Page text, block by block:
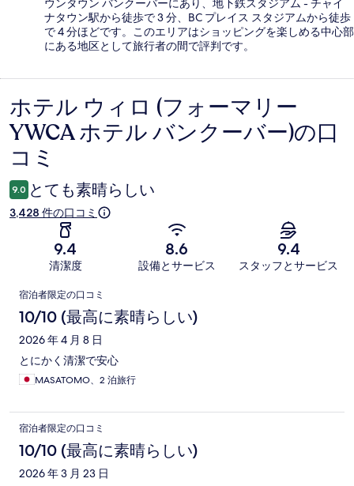
ウンタウン バンクーバーにあり、地下鉄スタジアム - チャイ
ナタウン駅から徒歩で 3 分、BC プレイス スタジアムから徒歩
で 4 分ほどです。このエリアはショッピングを楽しめる中心部
にある地区として旅行者の間で評判です。
口
コ
ミ
ホテル ウィロ (フォーマリー
YWCA ホテル バンクーバー)の口
コミ
9.0 とても素晴らしい
3,428 件の口コミ
9.4
清潔度
8.6
設備とサービス
9.4
スタッフとサービス
口
コ
ミ
宿泊者限定の口コミ
10/10 (最高に素晴らしい)
2026 年 4 月 8 日
とにかく清潔で安心
MASATOMO、2 泊旅行
宿泊者限定の口コミ
10/10 (最高に素晴らしい)
2026 年 3 月 23 日